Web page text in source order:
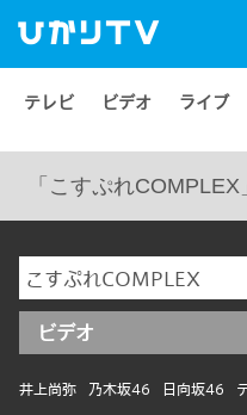
テレビ ビデオ ライブ
「こすぷれ
ビデオ
井上尚弥 乃木坂46 日向坂46